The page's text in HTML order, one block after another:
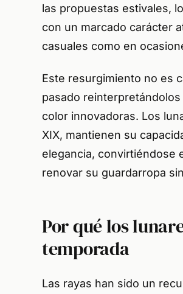
las propuestas estivales,
con un marcado carácter
casuales como en
Este resurgimiento no es
pasado
color innovadoras. Los
XIX, mantienen su
elegancia, convirtiéndose
renovar su guardarropa
Por qué los
temporada
Las rayas han sido un